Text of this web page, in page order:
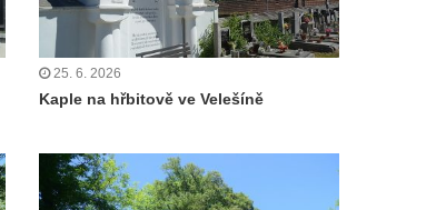
25. 6. 2026
Kaple na hřbitově ve Velešíně